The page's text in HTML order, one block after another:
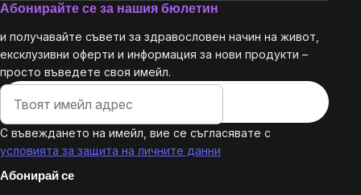
Абонирайте се за нашия бюлетин
и получавайте съвети за здравословен начин на живот,
ексклузивни оферти и информация за нови продукти –
просто въведете своя имейл.
С въвеждането на имейл, вие се съгласявате с
условията за защита на личните данни
Абонирай се